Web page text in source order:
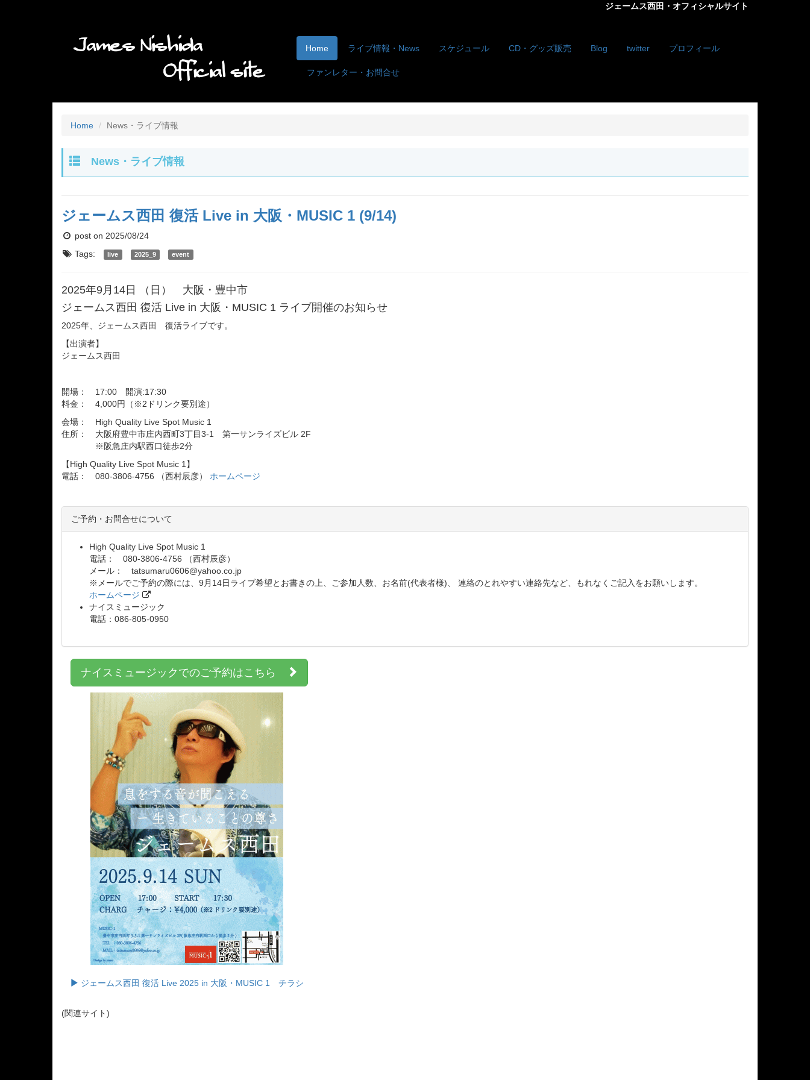
ジェームス西田・オフィシャルサイト
Home ライブ情報・News スケジュール CD・グッズ販売 Blog twitter プロフィール
ファンレター・お問合せ
Home News・ライブ情報
News・ライブ情報
ジェームス西田 復活 Live in 大阪・MUSIC 1 (9/14)
post on 2025/08/24
Tags:
live 2025_9 event
2025年9月14日 （日） 大阪・豊中市
ジェームス西田 復活 Live in 大阪・MUSIC 1 ライブ開催のお知らせ
2025年、ジェームス西田 復活ライブです。
【出演者】
ジェームス西田
開場： 17:00 開演:17:30
料金： 4,000円（※2ドリンク要別途）
会場： High Quality Live Spot Music 1
住所： 大阪府豊中市庄内西町3丁目3-1 第一サンライズビル 2F
※阪急庄内駅西口徒歩2分
【High Quality Live Spot Music 1】
電話： 080-3806-4756 （西村辰彦） ホームページ
ご予約・お問合せについて
High Quality Live Spot Music 1
電話： 080-3806-4756 （西村辰彦）
メール： tatsumaru0606@yahoo.co.jp
※メールでご予約の際には、9月14日ライブ希望とお書きの上、ご参加人数、お名前(代表者様)、 連絡のとれやすい連絡先など、もれなくご記入をお願いします。
ホームページ
ナイスミュージック
電話：086-805-0950
ナイスミュージックでのご予約はこちら
ジェームス西田 復活 Live 2025 in 大阪・MUSIC 1 チラシ
(関連サイト)